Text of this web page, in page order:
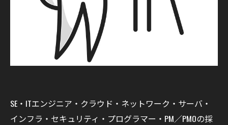
SE・ITエンジニア・クラウド・ネットワーク・サーバ・
インフラ・セキュリティ・プログラマー・PM／PMOの採